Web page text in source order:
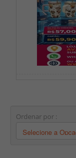
Ordenar por :